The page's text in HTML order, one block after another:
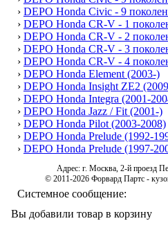
› DEPO Honda Civic - 9
› DEPO Honda CR-V - 1
› DEPO Honda CR-V - 2
› DEPO Honda CR-V - 3
› DEPO Honda CR-V - 4
› DEPO Honda Element (2003-)
› DEPO Honda Insight ZE2
› DEPO Honda Integra (2001-
› DEPO Honda Jazz / Fit (2001-)
› DEPO Honda Pilot (2003-2008)
› DEPO Honda Prelude (1992-
› DEPO Honda Prelude (1997-
Адрес: г. Москва, 2-й проезд
© 2011-2026 Форвард Партс -
Системное сообщение:
Вы добавили товар в корзину